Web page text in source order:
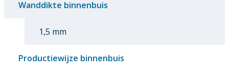
Wanddikte binnenbuis
1,5 mm
Productiewijze binnenbuis